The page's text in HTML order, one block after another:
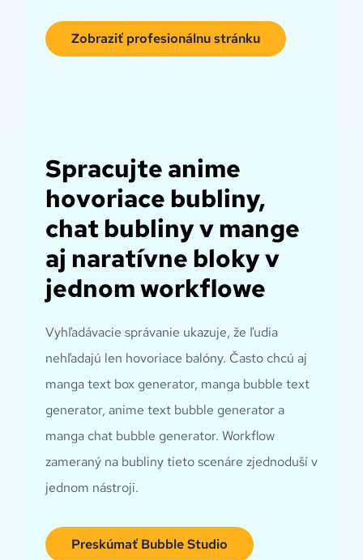
Zobraziť profesionálnu stránku
Spracujte anime
hovoriace bubliny,
chat bubliny v mange
aj naratívne bloky v
jednom workflowe
Vyhľadávacie správanie ukazuje, že ľudia
nehľadajú len hovoriace balóny. Často chcú aj
manga text box generator, manga bubble text
generator, anime text bubble generator a
manga chat bubble generator. Workflow
zameraný na bubliny tieto scenáre zjednoduší v
jednom nástroji.
Preskúmať Bubble Studio